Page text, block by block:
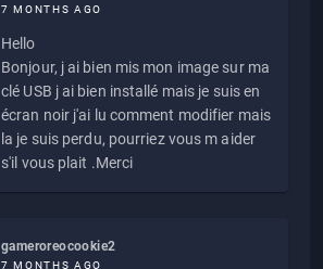
7 MONTHS AGO
Hello
Bonjour, j ai bien mis mon image sur ma
clé USB j ai bien installé mais je suis en
écran noir j'ai lu comment modifier mais
la je suis perdu, pourriez vous m aider
s'il vous plait .Merci
gameroreocookie2
7 MONTHS AGO